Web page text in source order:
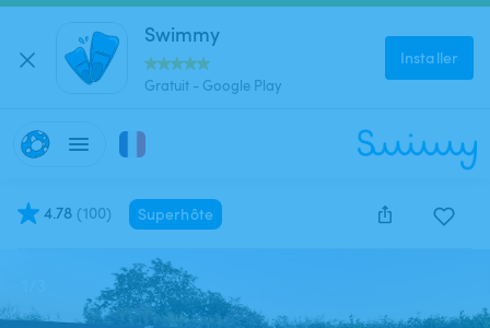
Swimmy
Gratuit - Google Play
Installer
4.78 (100) Superhôte